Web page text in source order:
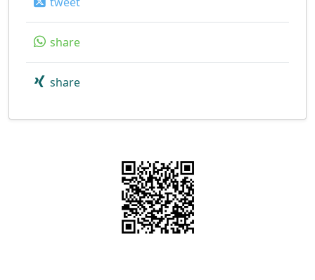
share
share